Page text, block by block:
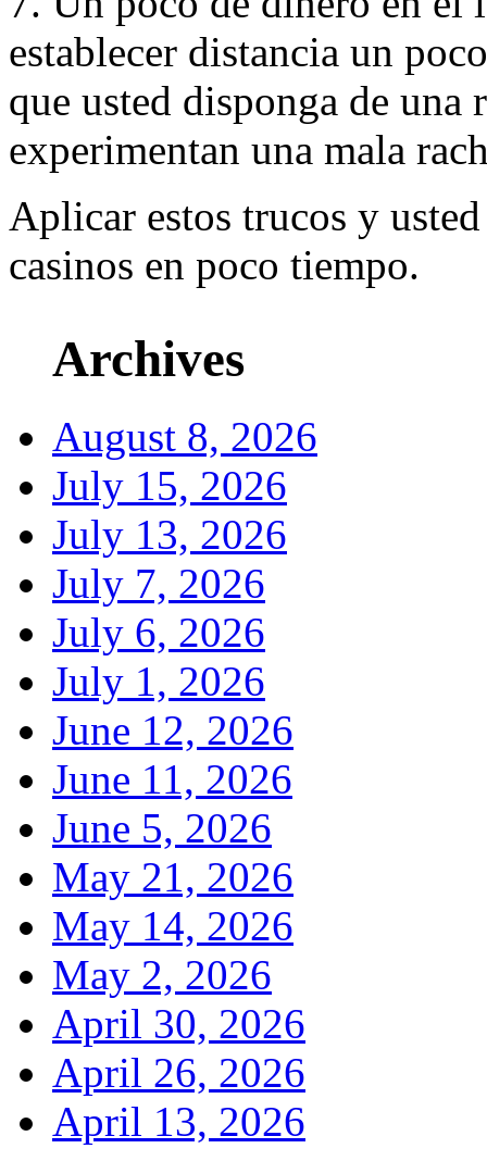
establecer distancia un
que usted disponga de una
experimentan una mala
Aplicar estos trucos y
casinos en poco tiempo.
Archives
August 8, 2026
July 15, 2026
July 13, 2026
July 7, 2026
July 6, 2026
July 1, 2026
June 12, 2026
June 11, 2026
June 5, 2026
May 21, 2026
May 14, 2026
May 2, 2026
April 30, 2026
April 26, 2026
April 13, 2026